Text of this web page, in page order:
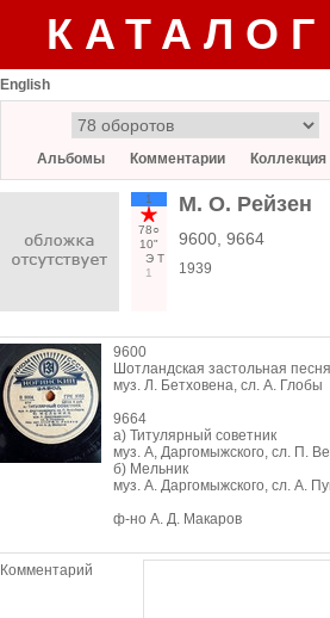
English
Альбомы Комментарии Коллекция
1
78○
10"
Э Т
1
М. О. Рейзен
9600, 9664
1939
9600
Шотландская застольная песня
муз. Л. Бетховена, сл. А. Глобы
9664
а) Титулярный советник
муз. А, Даргомыжского, сл. П.
б) Мельник
муз. А. Даргомыжского, сл. А.
ф-но А. Д. Макаров
Комментарий